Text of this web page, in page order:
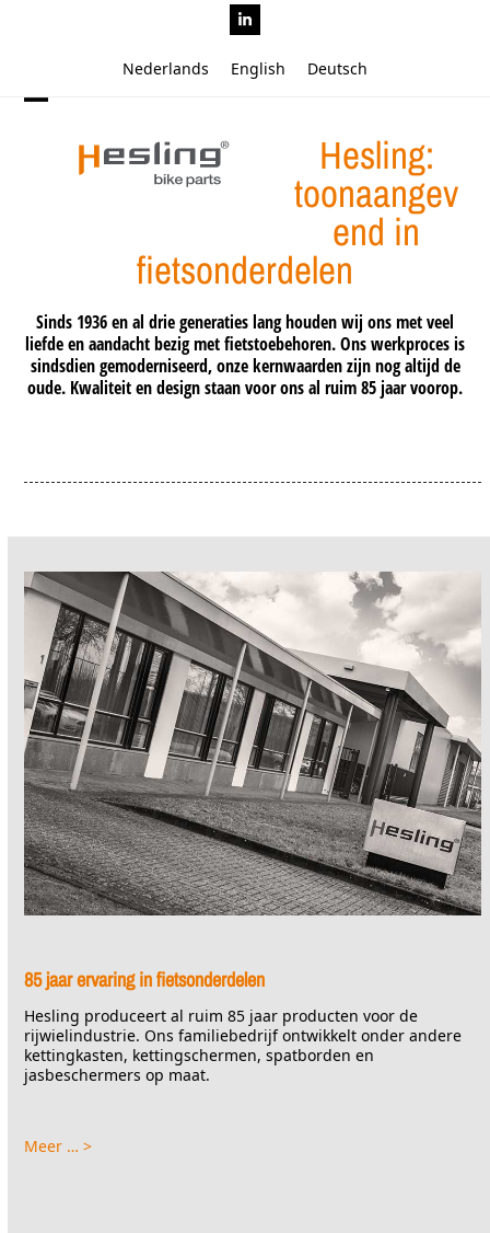
LinkedIn
Nederlands English Deutsch
mobile
menu
mobile
menu
Hesling:
toonaangev
end in
fietsonderdelen
Sinds 1936 en al drie generaties lang houden wij ons met veel
liefde en aandacht bezig met fietstoebehoren. Ons werkproces is
sindsdien gemoderniseerd, onze kernwaarden zijn nog altijd de
oude. Kwaliteit en design staan voor ons al ruim 85 jaar voorop.
85 jaar ervaring in fietsonderdelen
Hesling produceert al ruim 85 jaar producten voor de
rijwielindustrie. Ons familiebedrijf ontwikkelt onder andere
kettingkasten, kettingschermen, spatborden en
jasbeschermers op maat.
Meer … >